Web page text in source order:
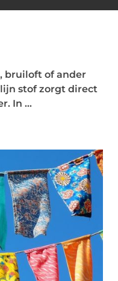
bruiloft of ander
stof zorgt direct
In ...